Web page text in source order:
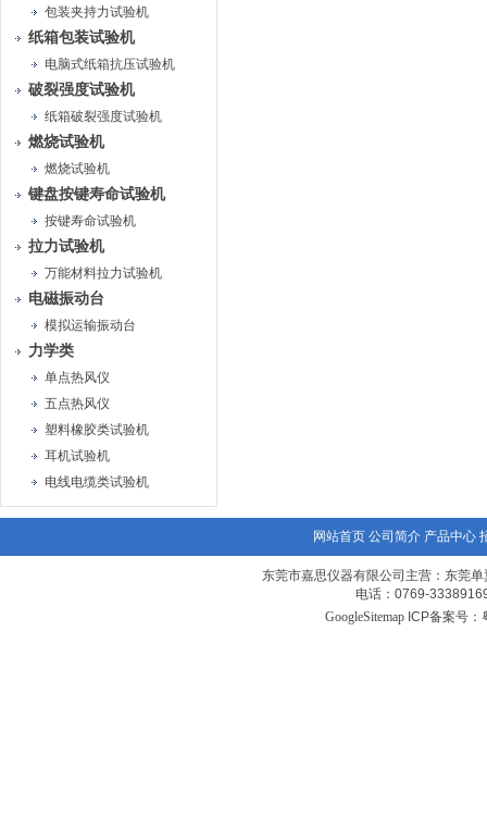
包装夹持力试验机
纸箱包装试验机
电脑式纸箱抗压试验机
破裂强度试验机
纸箱破裂强度试验机
燃烧试验机
燃烧试验机
键盘按键寿命试验机
按键寿命试验机
拉力试验机
万能材料拉力试验机
电磁振动台
模拟运输振动台
力学类
单点热风仪
五点热风仪
塑料橡胶类试验机
耳机试验机
电线电缆类试验机
网站首页 公司简介 产品中心
东莞市嘉思仪器有限公司主营：东莞
电话：0769-
GoogleSitemap ICP备案号：